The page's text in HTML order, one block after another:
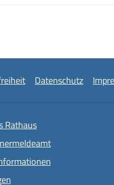
Datenschutz
Rathaus